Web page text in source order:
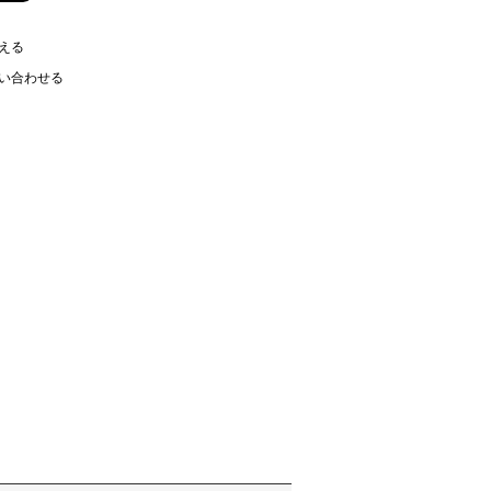
る
合わせる